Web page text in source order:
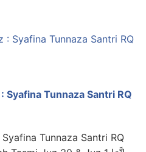
: Syafina Tunnaza Santri RQ
Syafina Tunnaza Santri RQ